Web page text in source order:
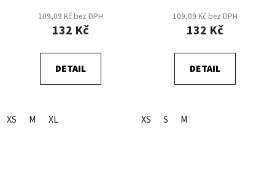
109,09 Kč bez DPH
132 Kč
DETAIL
XS M XL
109,09 Kč bez DPH
132 Kč
DETAIL
XS S M